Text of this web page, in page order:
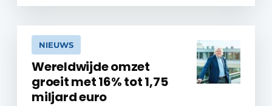
NIEUWS
Wereldwijde omzet
groeit met 16% tot 1,75
miljard euro